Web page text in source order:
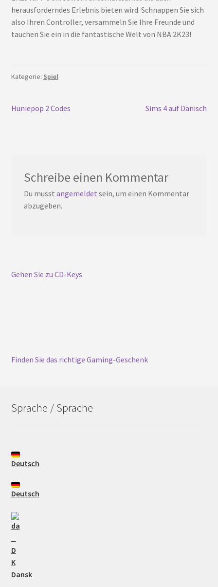
herausforderndes Erlebnis bieten wird. Schnappen Sie sich
also Ihren Controller, versammeln Sie Ihre Freunde und
tauchen Sie ein in die fantastische Welt von NBA 2K23!
Kategorie: Spiel
Beitrags-
Vorherigen
Huniepop 2 Codes
Nächster
Sims 4 auf Dänisch
Schreibe einen Kommentar
Du musst angemeldet sein, um einen Kommentar
abzugeben.
Gehen Sie zu CD-Keys
Finden Sie das richtige Gaming-Geschenk
Sprache / Sprache
Deutsch
Deutsch
Dansk